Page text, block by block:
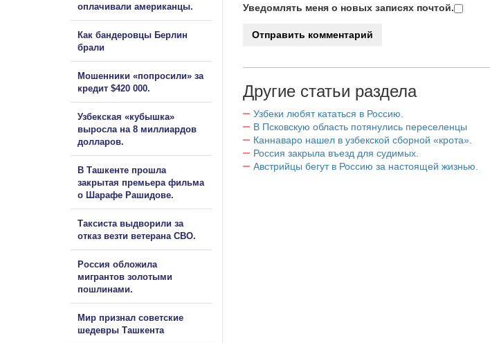
Уведомлять меня о новых записях почтой.
Другие статьи раздела
Узбеки любят кататься в Россию.
В Псковскую область потянулись переселенцы
Каннаваро нашел в узбекской сборной «крота».
Россия закрыла въезд для судимых.
Австрийцы бегут в Россию за настоящей жизнью.
оплачивали американцы.
Как бандеровцы Берлин
брали
Мошенники «попросили» за
кредит $420 000.
Узбекская «кубышка»
выросла на 8 миллиардов
долларов.
В Ташкенте прошла
закрытая премьера фильма
о Шарафе Рашидове.
Таксиста выдворили за
отказ везти ветерана СВО.
Россия обложила
мигрантов золотыми
пошлинами.
Мир признал советские
шедевры Ташкента